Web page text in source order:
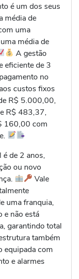
é um dos seus
média de
uma
média de
A gestão
eficiente de 3
no
custos fixos
R$ 5.000,00,
R$ 483,37,
160,00 com
de 2 anos,
ou novo
Vale
uma franquia,
e não está
garantindo total
também
equipada com
e alarmes